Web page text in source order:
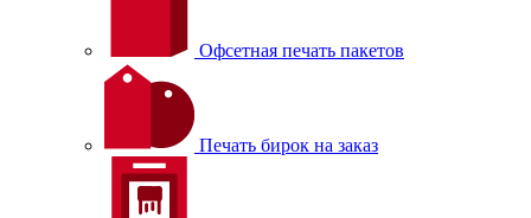
Офсетная печать пакетов
Печать бирок на заказ